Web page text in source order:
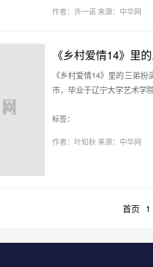
作者：许一诺来源：中华网
《乡村爱情14》里
《乡村爱情14》里的三弟
市，毕业于辽宁大学艺术学
标签：
作者：叶知秋 来源：中华网
首页 1